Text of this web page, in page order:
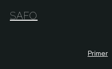
SAFO
Primer